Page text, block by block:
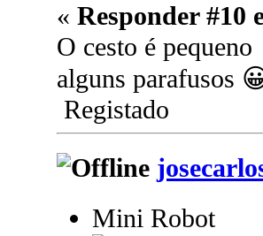
« Responder #10
O cesto é
alguns parafusos
Registado
Mini Robot